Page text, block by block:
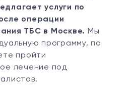
услуги по
операции
ТБС в Москве. Мы
программу, по
пройти
лечение под